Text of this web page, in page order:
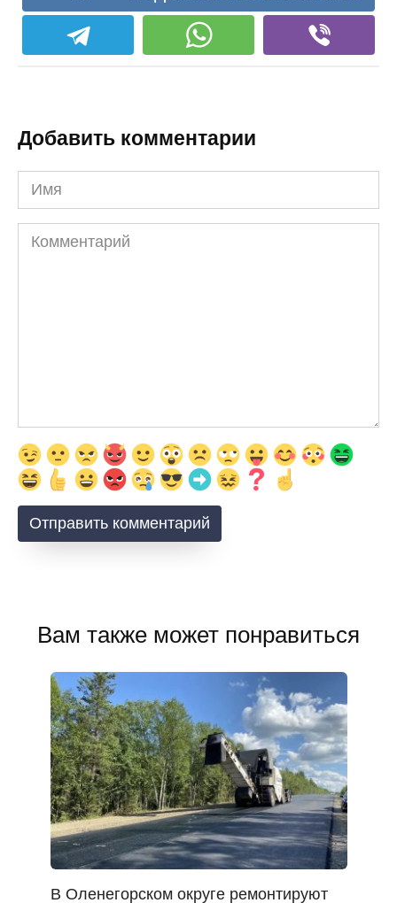
Добавить комментарии
Имя
Комментарий
Вам также может понравиться
В Оленегорском округе ремонтируют